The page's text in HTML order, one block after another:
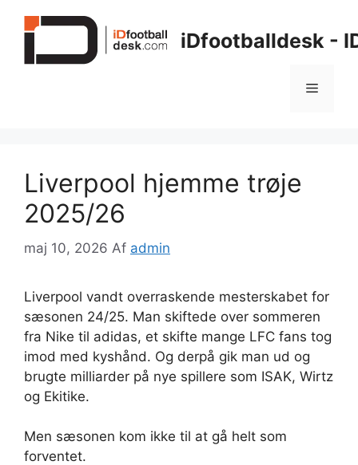
iDfootballdesk -
Menu
Liverpool hjemme trøje
2025/26
maj 10, 2026 Af admin
Liverpool vandt overraskende mesterskabet for
sæsonen 24/25. Man skiftede over sommeren
fra Nike til adidas, et skifte mange LFC fans tog
imod med kyshånd. Og derpå gik man ud og
brugte milliarder på nye spillere som ISAK, Wirtz
og Ekitike.
Men sæsonen kom ikke til at gå helt som
forventet.